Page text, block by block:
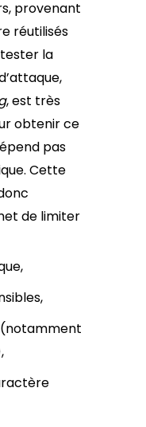
provenant
réutilisés
la
, est très
obtenir ce
pas
Cette
de limiter
(notamment